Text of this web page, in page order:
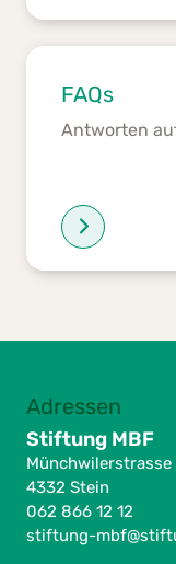
FAQs
Antworten
Adressen
Stiftung MBF
Münchwilerstrasse
4332 Stein
062 866 12 12
stiftung-